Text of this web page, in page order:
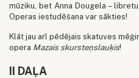
mūziku, bet Anna Dougela –
Operas iestudēšana var sākties!
Klāt jau arī pēdējais skatuves
opera Mazais skursteņslauķis!
II DAĻA